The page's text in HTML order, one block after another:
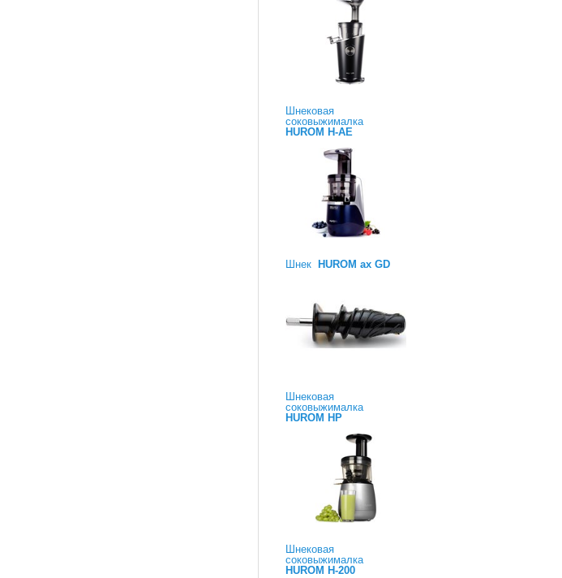
Шнековая
соковыжималка
HUROM H-AE
Шнек HUROM ax GD
Шнековая
соковыжималка
HUROM HP
Шнековая
соковыжималка
HUROM H-200